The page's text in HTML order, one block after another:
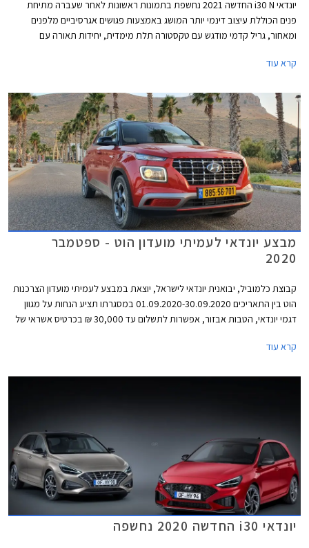
יונדאי i30 N החדשה 2021 נחשפת בתמונות ראשונות לאחר שעברה מתיחת
פנים הכוללת עיצוב דינמי יותר המושג באמצעות פגושים אגרסיביים מלפנים
ומאחור, גריל קדמי מודגש עם טקסטורה תלת מימדית, יחידות תאורה עם
וחישוקי 19 אינץ' קלים ב- 14 ק"ג ביחס לדגם הקודם.
קרא עוד
מבצע יונדאי לעמיתי מועדון הוט - ספטמבר
2020
קבוצת כלמוביל, יבואנית יונדאי לישראל, יוצאת במבצע לעמיתי מועדון הצרכנות
הוט בין התאריכים 01.09.2020-30.09.2020 במסגרתו תציע הנחות על מגוון
דגמי יונדאי, הטבות אבזור, אפשרות לתשלום עד 30,000 ₪ בכרטיס אשראי של
מרכזי המכירה של יונדאי הפרושים ברחבי הארץ.
קרא עוד
יונדאי i30 החדשה 2020 נחשפה